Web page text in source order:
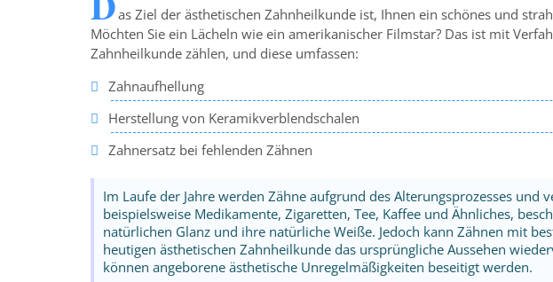
as Ziel der ästhetischen Zahnheilkunde ist, Ihnen ein schönes und
Möchten Sie ein Lächeln wie ein amerikanischer Filmstar? Das ist mit
Zahnheilkunde zählen, und diese umfassen:
Zahnaufhellung
Herstellung von Keramikverblendschalen
Zahnersatz bei fehlenden Zähnen
Im Laufe der Jahre werden Zähne aufgrund des Alterungsprozesses und
beispielsweise Medikamente, Zigaretten, Tee, Kaffee und Ähnliches,
natürlichen Glanz und ihre natürliche Weiße. Jedoch kann Zähnen mit
heutigen ästhetischen Zahnheilkunde das ursprüngliche Aussehen
können angeborene ästhetische Unregelmäßigkeiten beseitigt werden.